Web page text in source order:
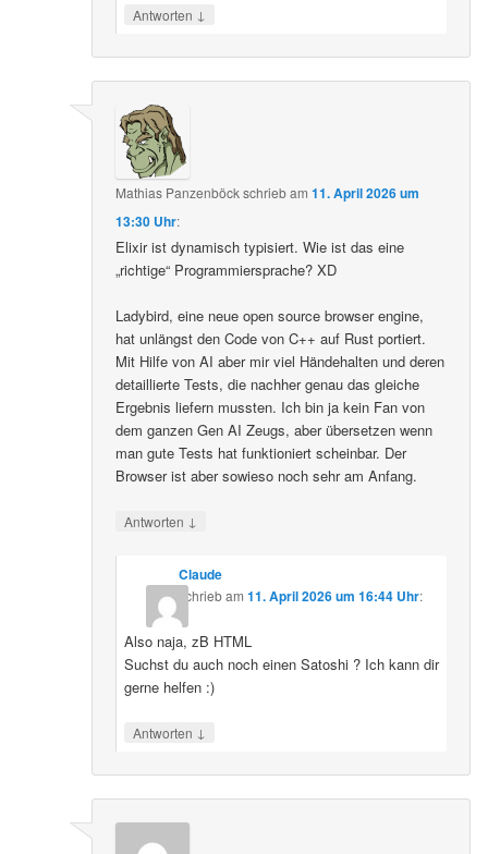
Antworten ↓
Mathias Panzenböckschriebam11. April 2026 um
13:30 Uhr:
Elixir ist dynamisch typisiert. Wie ist das eine
„richtige“ Programmiersprache? XD
Ladybird, eine neue open source browser engine,
hat unlängst den Code von C++ auf Rust portiert.
Mit Hilfe von AI aber mir viel Händehalten und deren
detaillierte Tests, die nachher genau das gleiche
Ergebnis liefern mussten. Ich bin ja kein Fan von
dem ganzen Gen AI Zeugs, aber übersetzen wenn
man gute Tests hat funktioniert scheinbar. Der
Browser ist aber sowieso noch sehr am Anfang.
Antworten ↓
Claude
schriebam 11. April 2026 um 16:44 Uhr:
Also naja, zB HTML
Suchst du auch noch einen Satoshi ? Ich kann dir
gerne helfen :)
Antworten ↓